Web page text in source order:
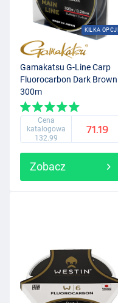
KILKA OPCJI
Gamakatsu G-Line Carp
Fluorocarbon Dark Brown
300m
Cena
katalogowa
132.99
71.19
Zobacz